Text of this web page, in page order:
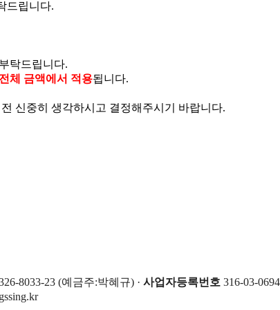
드립니다.
탁드립니다.
체 금액에서 적용됩니다.
신중히 생각하시고 결정해주시기 바랍니다.
8033-23 (예금주:박혜규) · 사업자등록번호 316-03-